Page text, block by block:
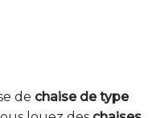
de chaise de type